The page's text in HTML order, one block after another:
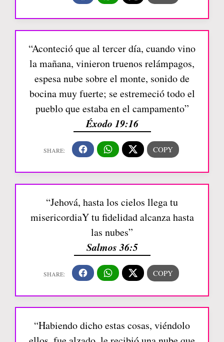
“Aconteció que al tercer día, cuando vino
la mañana, vinieron truenos relámpagos,
espesa nube sobre el monte, sonido de
bocina muy fuerte; se estremeció todo el
pueblo que estaba en el campamento”
Éxodo 19:16
“Jehová, hasta los cielos llega tu
misericordiaY tu fidelidad alcanza hasta
las nubes”
Salmos 36:5
“Habiendo dicho estas cosas, viéndolo